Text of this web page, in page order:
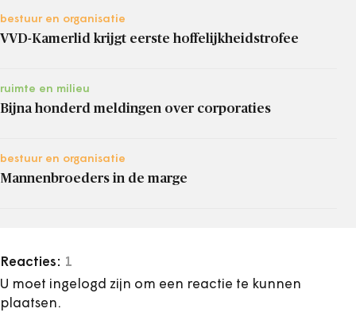
bestuur en organisatie
VVD-Kamerlid krijgt eerste hoffelijkheidstrofee
ruimte en milieu
Bijna honderd meldingen over corporaties
bestuur en organisatie
Mannenbroeders in de marge
Reacties: 1
U moet ingelogd zijn om een reactie te kunnen
plaatsen.